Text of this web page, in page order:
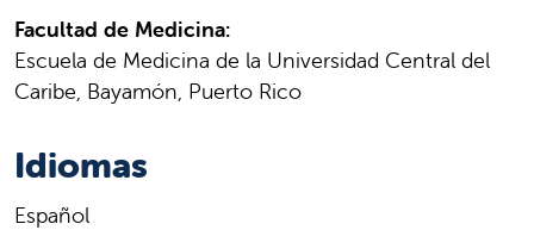
Facultad de Medicina:
Escuela de Medicina de la Universidad Central del
Caribe, Bayamón, Puerto Rico
Idiomas
Español